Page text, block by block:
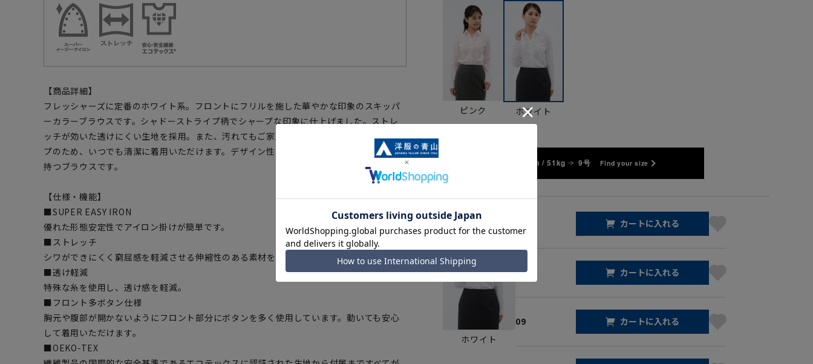
【商品詳細】
フレッシャーズに定番のホワイト系。フロントにフリルを施した華やかな印象のスキッパ
ーカラーブラウスです。シャドーストライプ柄でシャープな印象に仕上げました。ストレ
ッチが効いた透けにくい生地を採用。また、汚れてもご家庭で洗えるウォッシャブルタイ
プのため、いつでも清潔に着用いただけます。デザイン性、機能性、快適な着心地を併せ
持つブラウスです。
【仕様・機能】
■SUPER EASY IRON
優れた形態安定性でアイロン掛けが簡単です。
■ストレッチ
シワができにくく窮屈感を軽減させる伸縮性のある素材を使用。
■透け軽減
特殊な糸を使用し、透け感を軽減。
■フロント多ボタン仕様
胸元や腹部が開かないようにフロント部分にボタンを多く使用しています。動いても安心
して着用いただけます。
■OEKO-TEX
ピンク ホワイト
158cm / 51kg 9号 Find your size
ホワイト
カートに入れる
07 カートに入れる
09 カートに入れる